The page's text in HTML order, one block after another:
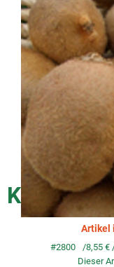
So geht's
Service
Unsere
Kiwi -
Artikel
#2800 8,55 €
Dieser